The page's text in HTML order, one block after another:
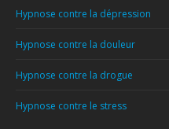
Hypnose contre la dépression
Hypnose contre la douleur
Hypnose contre la drogue
Hypnose contre le stress